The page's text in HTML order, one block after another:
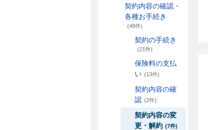
契約内容の確認・
各種お手続き
(48件)
契約の手続き
(21件)
保険料の支払
い (13件)
契約内容の確
認 (2件)
契約内容の変
更・解約 (7件)